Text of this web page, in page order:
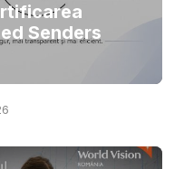
Senders